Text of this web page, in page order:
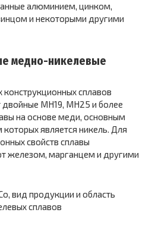
алюминием, цинком,
и некоторыми другими
медно-никелевые
сплавов
МН19, МН25 и более
на основе меди, основным
является никель. Для
свойств сплавы
железом, марганцем и другими
вид продукции и область
сплавов